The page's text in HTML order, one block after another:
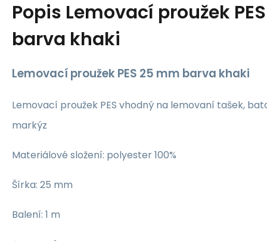
Popis Lemovací proužek
barva khaki
Lemovací proužek PES 25 mm barva khaki
Lemovací proužek PES vhodný na lemovaní tašek,
markýz
Materiálové složení: polyester 100%
Šírka: 25 mm
Balení: 1 m